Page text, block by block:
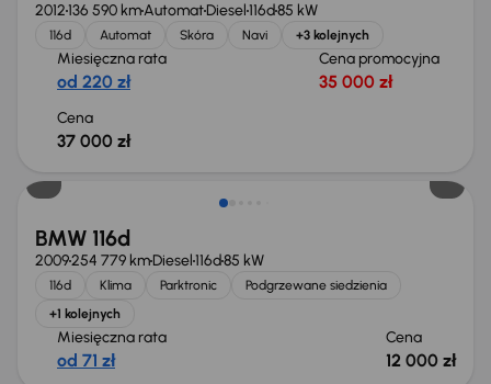
2012136 590 kmAutomatDiesel116d85 kW
116d Automat Skóra Navi +3 kolejnych
Miesięczna rata
od 220 zł
Cena promocyjna
35 000 zł
Cena
37 000 zł
BMW 116d
2009254 779 kmDiesel116d85 kW
116d Klima Parktronic
Podgrzewane siedzienia
+1 kolejnych
Miesięczna rata
od 71 zł
Cena
12 000 zł
Taniej o 500 zł